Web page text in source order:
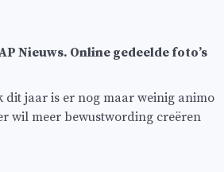
Nieuws. Online gedeelde foto’s
dit jaar is er nog maar weinig animo
wil meer bewustwording creëren